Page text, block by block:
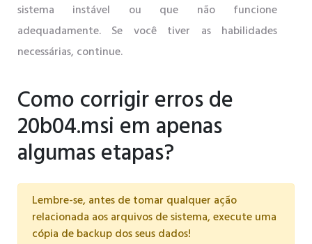
sistema instável ou que não funcione
adequadamente. Se você tiver as habilidades
necessárias, continue.
Como corrigir erros de
20b04.msi em apenas
algumas etapas?
Lembre-se, antes de tomar qualquer ação
relacionada aos arquivos de sistema, execute uma
cópia de backup dos seus dados!